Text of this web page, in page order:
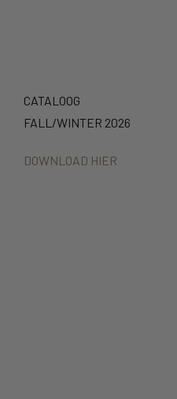
CATALOOG
FALL/WINTER 2026
DOWNLOAD HIER